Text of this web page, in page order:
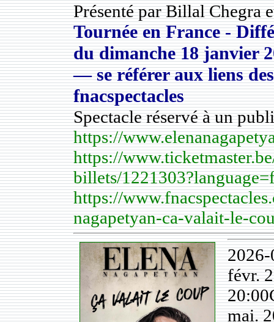
Présenté par Billal Chegra
Tournée en France -
dudimanche 18 janvier
— se référer aux liens
fnacspectacles
Spectacle réservé à un
https://
https://
billets/
https://
nagapetyan-ca-valait-le-
févr.
mai.